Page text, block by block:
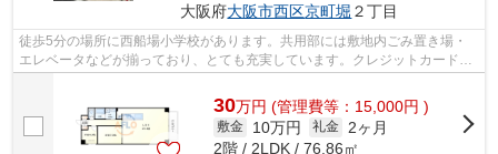
大阪府大阪市西区京町堀 ２丁目
徒歩5分の場所に西船場小学校があります。共用部には敷地内ごみ置き場・
エレベータなどが揃っており、とても充実しています。クレジットカードで
30万円 (管理費等：15,000円 )
敷金 10万円 礼金
2ヶ月
2階 / 2LDK / 76.86㎡